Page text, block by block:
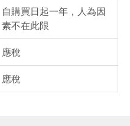
自購買日起一年，人為因
素不在此限
應稅
應稅